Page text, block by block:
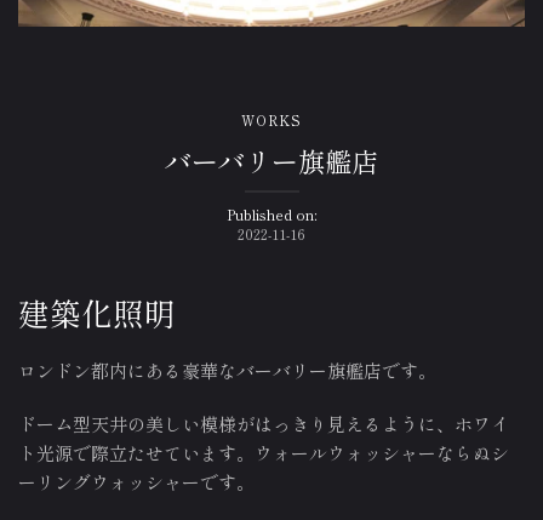
WORKS
バーバリー旗艦店
Published on:
2022-11-16
建築化照明
ロンドン都内にある豪華なバーバリー旗艦店です。
ドーム型天井の美しい模様がはっきり見えるように、ホワイ
ト光源で際立たせています。ウォールウォッシャーならぬシ
ーリングウォッシャーです。